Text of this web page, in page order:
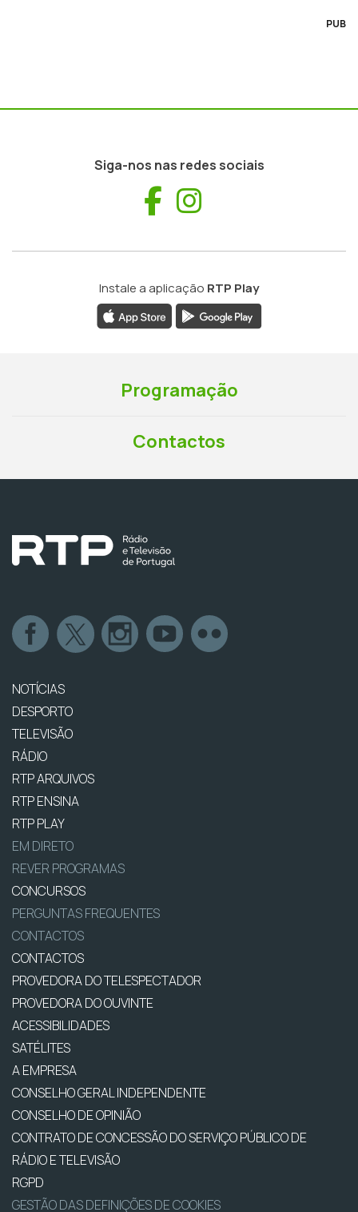
PUB
Siga-nos nas redes sociais
Facebook
Instale a aplicação RTP Play
Programação
Contactos
NOTÍCIAS
DESPORTO
TELEVISÃO
RÁDIO
RTP ARQUIVOS
RTP ENSINA
RTP PLAY
EM DIRETO
REVER PROGRAMAS
CONCURSOS
PERGUNTAS FREQUENTES
CONTACTOS
CONTACTOS
PROVEDORA DO TELESPECTADOR
PROVEDORA DO OUVINTE
ACESSIBILIDADES
SATÉLITES
A EMPRESA
CONSELHO GERAL INDEPENDENTE
CONSELHO DE OPINIÃO
CONTRATO DE CONCESSÃO DO SERVIÇO PÚBLICO DE
RÁDIO E TELEVISÃO
RGPD
GESTÃO DAS DEFINIÇÕES DE COOKIES